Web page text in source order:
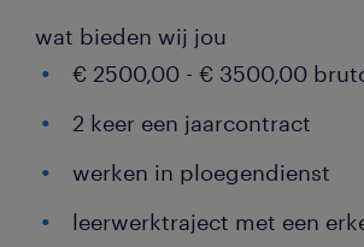
wat bieden wij jou
€ 2500,00 - € 3500,00
2 keer een jaarcontract
werken in ploegendienst
leerwerktraject met een